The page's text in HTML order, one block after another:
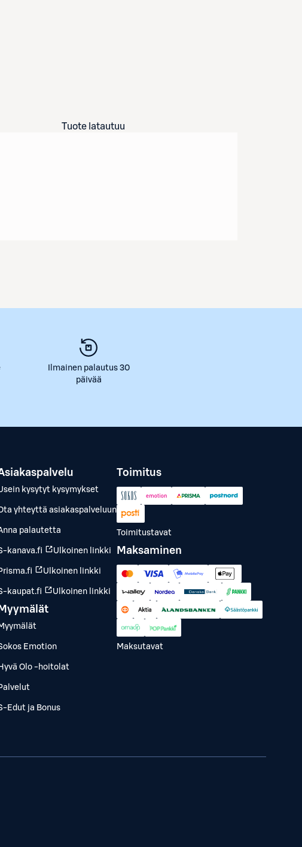
Tuote latautuu
Ilmainen palautus 30
päivää
kysytyt kysymykset
yhteyttä asiakaspalveluun
palautetta
kanava.fi Ulkoinen linkki
Ulkoinen linkki
kaupat.fi Ulkoinen linkki
Myymälät
Emotion
Olo -hoitolat
Edut ja Bonus
Toimitus
Toimitustavat
Maksaminen
Maksutavat